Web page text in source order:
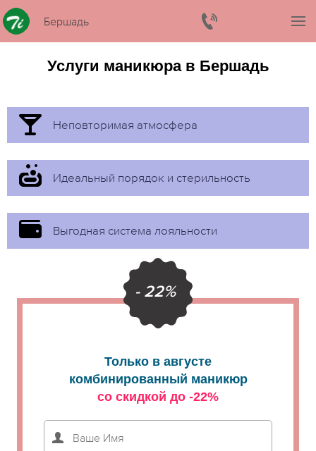
Бершадь
Услуги маникюра в Бершадь
Неповторимая атмосфера
Идеальный порядок и стерильность
Выгодная система лояльности
- 22%
Только в августе
комбинированный маникюр
со скидкой до -22%